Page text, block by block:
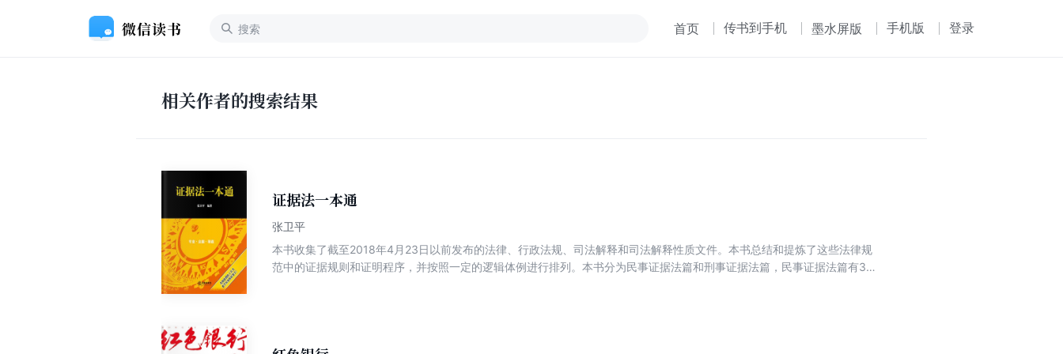
首页 传书到手机 墨水屏版 手机版 登录
相关作者的搜索结果
证据法一本通
张卫平
本书收集了截至2018年4月23日以前发布的法律、行政法规、司法解释和司法解释性质文件。本书总结和提炼了这些法律规
范中的证据规则和证明程序，并按照一定的逻辑体例进行排列。本书分为民事证据法篇和刑事证据法篇，民事证据法篇有32